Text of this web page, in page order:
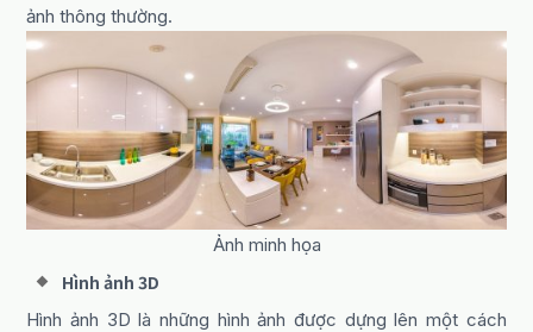
ảnh thông thường.
Ảnh minh họa
Hình ảnh 3D
Hình ảnh 3D là những hình ảnh được dựng lên một cách